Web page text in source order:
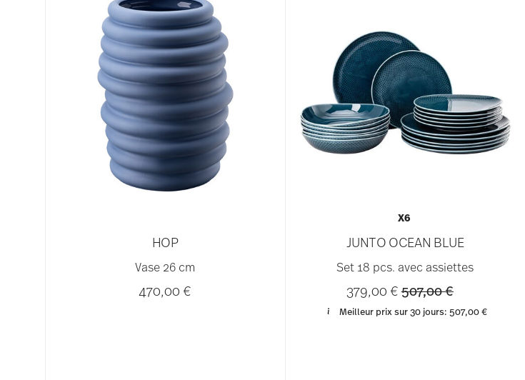
HOP
Vase 26 cm
470,00 €
X6
JUNTO OCEAN BLUE
Set 18 pcs. avec assiettes
379,00 €Price reduced from
507,00 €to
Meilleur prix sur 30 jours: 507,00 €